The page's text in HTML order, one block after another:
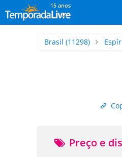
15 anos
Brasil (11298)
Preço e